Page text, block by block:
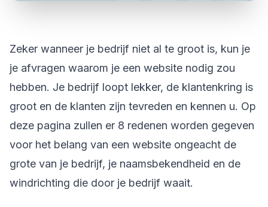
Zeker wanneer je bedrijf niet al te groot is, kun je
je afvragen waarom je een website nodig zou
hebben. Je bedrijf loopt lekker, de klantenkring is
groot en de klanten zijn tevreden en kennen u. Op
deze pagina zullen er 8 redenen worden gegeven
voor het belang van een website ongeacht de
grote van je bedrijf, je naamsbekendheid en de
windrichting die door je bedrijf waait.